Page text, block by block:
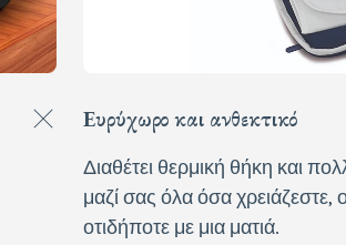
Ευρύχωρο και ανθεκτικό
Διαθέτει θερμική θήκη και
μαζί σας όλα όσα
οτιδήποτε με μια ματιά.